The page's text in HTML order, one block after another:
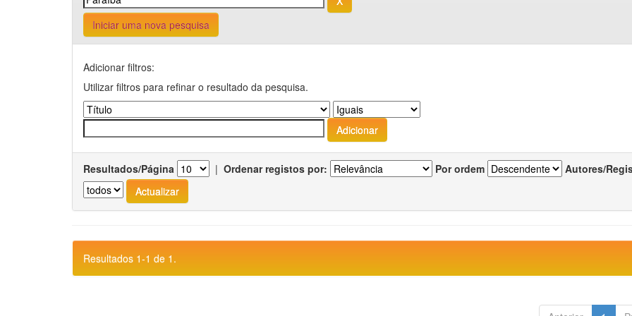
Iniciar uma nova pesquisa
Adicionar filtros:
Utilizar filtros para refinar o resultado da pesquisa.
Resultados/Página | Ordenar registos por: Por ordem Autores/
Resultados 1-1 de 1.